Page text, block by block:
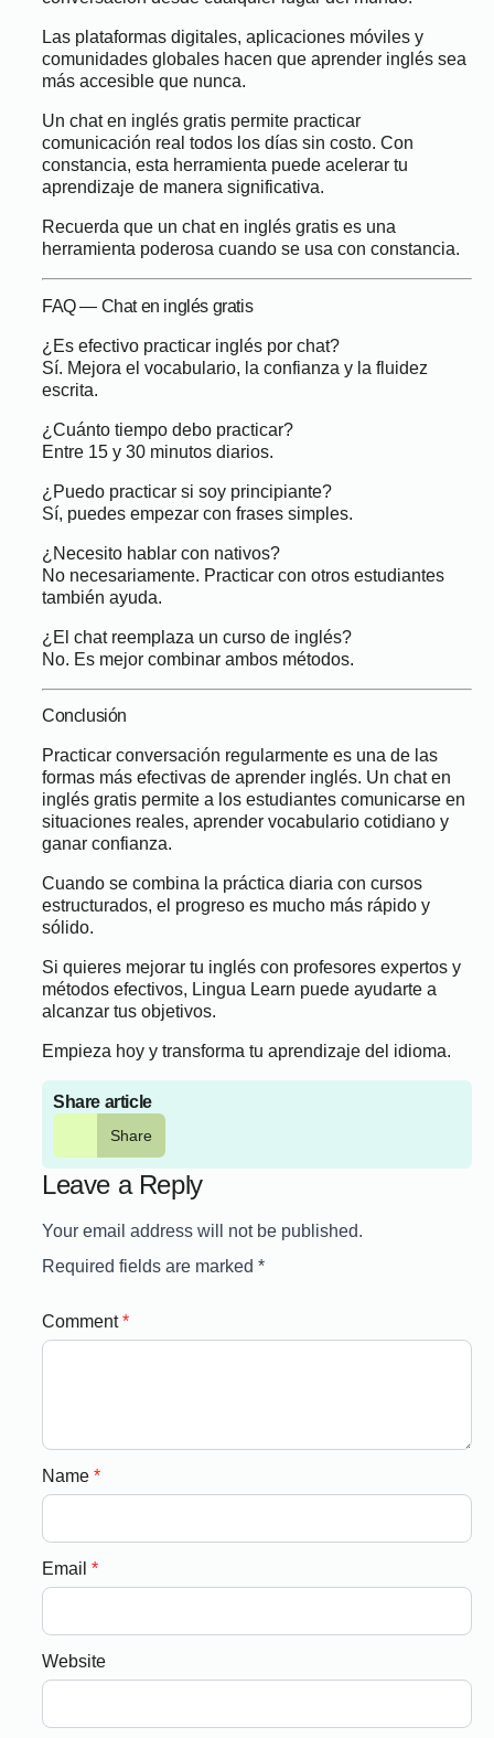
Las plataformas digitales, aplicaciones móviles y
comunidades globales hacen que aprender inglés sea
más accesible que nunca.
Un chat en inglés gratis permite practicar
comunicación real todos los días sin costo. Con
constancia, esta herramienta puede acelerar tu
aprendizaje de manera significativa.
Recuerda que un chat en inglés gratis es una
herramienta poderosa cuando se usa con constancia.
FAQ — Chat en inglés gratis
¿Es efectivo practicar inglés por chat?
Sí. Mejora el vocabulario, la confianza y la fluidez
escrita.
¿Cuánto tiempo debo practicar?
Entre 15 y 30 minutos diarios.
¿Puedo practicar si soy principiante?
Sí, puedes empezar con frases simples.
¿Necesito hablar con nativos?
No necesariamente. Practicar con otros estudiantes
también ayuda.
¿El chat reemplaza un curso de inglés?
No. Es mejor combinar ambos métodos.
Conclusión
Practicar conversación regularmente es una de las
formas más efectivas de aprender inglés. Un chat en
inglés gratis permite a los estudiantes comunicarse en
situaciones reales, aprender vocabulario cotidiano y
ganar confianza.
Cuando se combina la práctica diaria con cursos
estructurados, el progreso es mucho más rápido y
sólido.
Si quieres mejorar tu inglés con profesores expertos y
métodos efectivos, Lingua Learn puede ayudarte a
alcanzar tus objetivos.
Empieza hoy y transforma tu aprendizaje del idioma.
Share article
Share
Leave a Reply
Your email address will not be published.
Required fields are marked *
Comment *
Name *
Email *
Website